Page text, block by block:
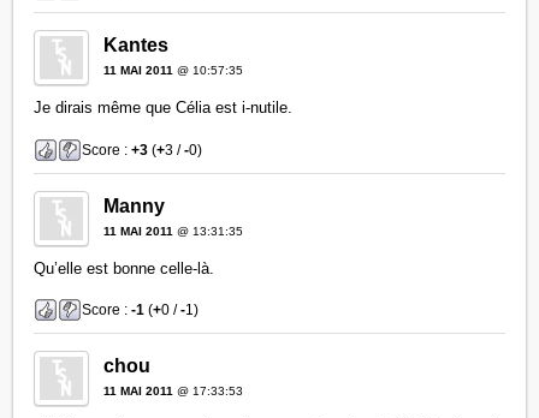
Kantes
11 MAI 2011 @ 10:57:35
Je dirais même que Célia est i-nutile.
Score :+3 (+3 /-0)
Manny
11 MAI 2011 @ 13:31:35
Qu’elle est bonne celle-là.
Score :-1 (+0 /-1)
chou
11 MAI 2011 @ 17:33:53